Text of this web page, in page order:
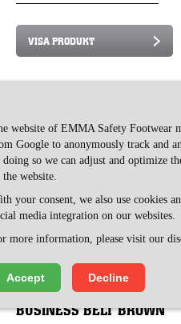
website of EMMA Safety Footwear
Google to anonymously track and
so we can adjust and optimize
website.
your consent, we also use cookies
media integration on our websites.
more information, please visit our
Accept Decline
VISA PRODUKT
BUSINESS BELT BROWN